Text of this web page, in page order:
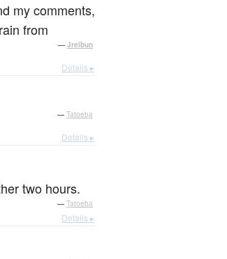
my comments,
from
— Jreibun
Details ▸
— Tatoeba
Details ▸
two hours.
— Tatoeba
Details ▸